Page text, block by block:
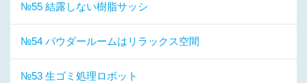
№55 結露しない樹脂サッシ
№54 パウダールームはリラックス空間
№53 生ゴミ処理ロボット